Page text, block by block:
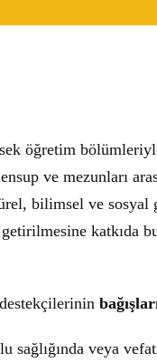
öğretim
ve mezunları
bilimsel ve
katkıda
veya